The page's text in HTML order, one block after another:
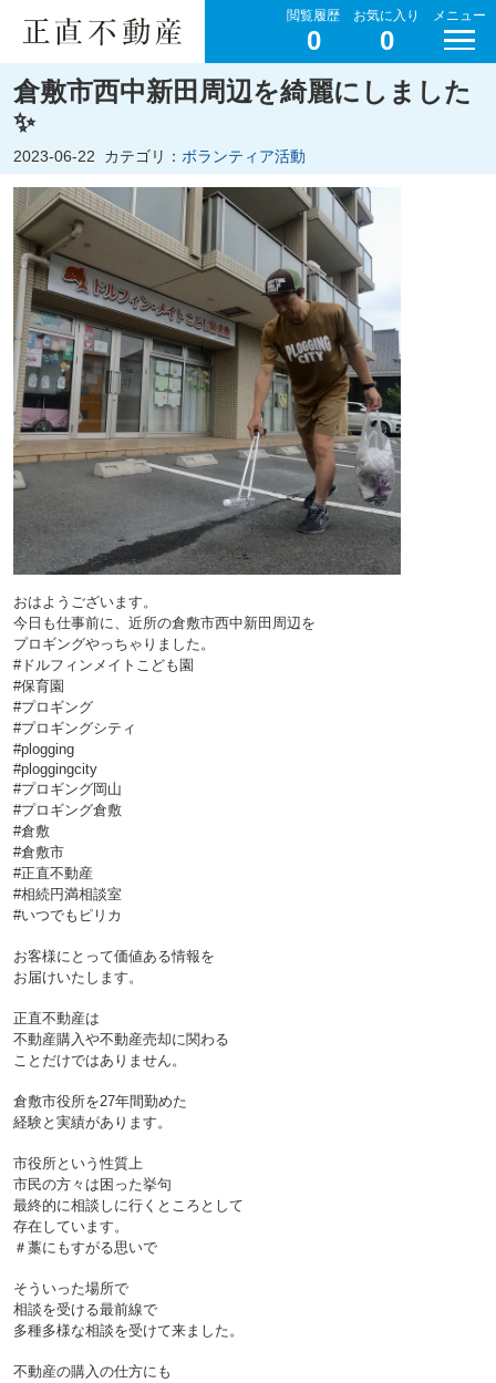
閲覧履歴
0
お気に入り
0
メニュー
倉敷市西中新田周辺を綺麗にしました
✨
2023-06-22 カテゴリ： ボランティア活動
おはようございます。
今日も仕事前に、近所の倉敷市西中新田周辺を
プロギングやっちゃりました。
#ドルフィンメイトこども園
#保育園
#プロギング
#プロギングシティ
#plogging
#ploggingcity
#プロギング岡山
#プロギング倉敷
#倉敷
#倉敷市
#正直不動産
#相続円満相談室
#いつでもピリカ
お客様にとって価値ある情報を
お届けいたします。
正直不動産は
不動産購入や不動産売却に関わる
ことだけではありません。
倉敷市役所を27年間勤めた
経験と実績があります。
市役所という性質上
市民の方々は困った挙句
最終的に相談しに行くところとして
存在しています。
＃藁にもすがる思いで
そういった場所で
相談を受ける最前線で
多種多様な相談を受けて来ました。
不動産の購入の仕方にも